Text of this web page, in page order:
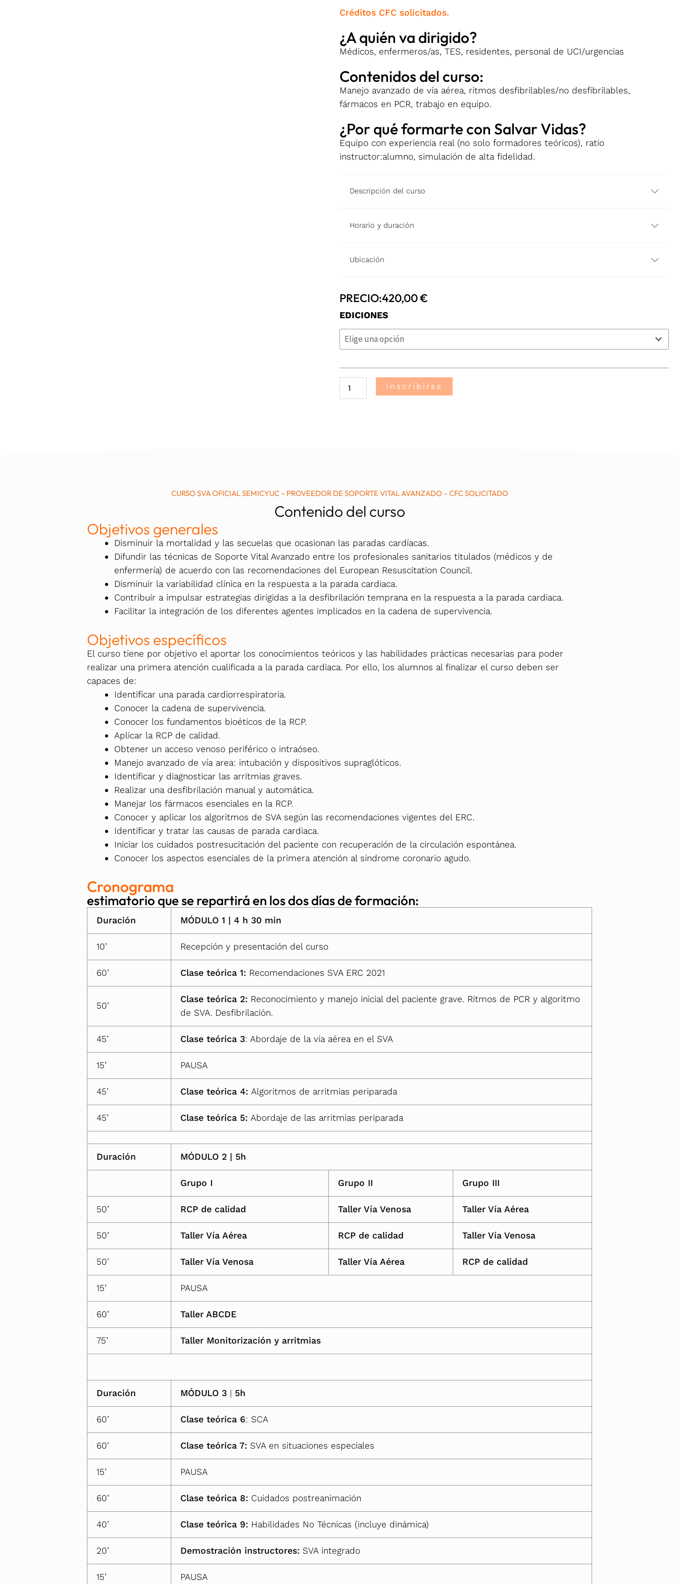
Créditos CFC solicitados.
¿A quién va dirigido?
Médicos, enfermeros/as, TES, residentes, personal de UCI/urgencias
Contenidos del curso:
Manejo avanzado de vía aérea, ritmos desfibrilables/no desfibrilables,
fármacos en PCR, trabajo en equipo.
¿Por qué formarte con Salvar Vidas?
Equipo con experiencia real (no solo formadores teóricos), ratio
instructor:alumno, simulación de alta fidelidad.
Descripción del curso
Horario y duración
Ubicación
PRECIO:420,00€
EDICIONES
Curso
Oficial
SEMICYUC
–
Proveedor
de
cantidad
Inscribirse
CURSO SVA OFICIAL SEMICYUC – PROVEEDOR DE SOPORTE VITAL AVANZADO – CFC SOLICITADO
Contenido del curso
Objetivos generales
Disminuir la mortalidad y las secuelas que ocasionan las paradas cardíacas.
Difundir las técnicas de Soporte Vital Avanzado entre los profesionales sanitarios titulados (médicos y de
enfermería) de acuerdo con las recomendaciones del European Resuscitation Council.
Disminuir la variabilidad clínica en la respuesta a la parada cardiaca.
Contribuir a impulsar estrategias dirigidas a la desfibrilación temprana en la respuesta a la parada cardiaca.
Facilitar la integración de los diferentes agentes implicados en la cadena de supervivencia.
Objetivos específicos
El curso tiene por objetivo el aportar los conocimientos teóricos y las habilidades prácticas necesarias para poder
realizar una primera atención cualificada a la parada cardiaca. Por ello, los alumnos al finalizar el curso deben ser
capaces de:
Identificar una parada cardiorrespiratoria.
Conocer la cadena de supervivencia.
Conocer los fundamentos bioéticos de la RCP.
Aplicar la RCP de calidad.
Obtener un acceso venoso periférico o intraóseo.
Manejo avanzado de vía area: intubación y dispositivos supraglóticos.
Identificar y diagnosticar las arritmias graves.
Realizar una desfibrilación manual y automática.
Manejar los fármacos esenciales en la RCP.
Conocer y aplicar los algoritmos de SVA según las recomendaciones vigentes del ERC.
Identificar y tratar las causas de parada cardiaca.
Iniciar los cuidados postresucitación del paciente con recuperación de la circulación espontánea.
Conocer los aspectos esenciales de la primera atención al síndrome coronario agudo.
Cronograma
estimatorio que se repartirá en los dos días de formación:
Duración MÓDULO 1 | 4 h 30 min
10’ Recepción y presentación del curso
60’ Clase teórica 1: Recomendaciones SVA ERC 2021
50’
Clase teórica 2: Reconocimiento y manejo inicial del paciente grave. Ritmos de PCR y algoritmo
de SVA. Desfibrilación.
45’ Clase teórica 3: Abordaje de la vía aérea en el SVA
15’ PAUSA
45’ Clase teórica 4: Algoritmos de arritmias periparada
45’ Clase teórica 5: Abordaje de las arritmias periparada
Duración MÓDULO 2 | 5h
Grupo I Grupo II Grupo III
50’ RCP de calidad Taller Vía Venosa Taller Vía Aérea
50’ Taller Vía Aérea RCP de calidad Taller Vía Venosa
50’ Taller Vía Venosa Taller Vía Aérea RCP de calidad
15’ PAUSA
60’ Taller ABCDE
75’ Taller Monitorización y arritmias
Duración MÓDULO 3 | 5h
60’ Clase teórica 6: SCA
60’ Clase teórica 7: SVA en situaciones especiales
15’ PAUSA
60’ Clase teórica 8: Cuidados postreanimación
40’ Clase teórica 9: Habilidades No Técnicas (incluye dinámica)
20’ Demostración instructores: SVA integrado
15’ PAUSA